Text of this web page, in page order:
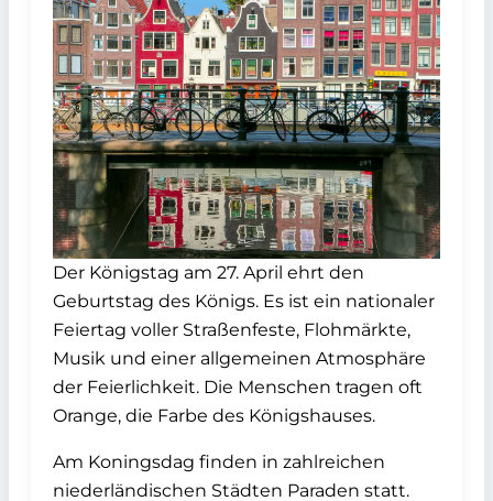
Der Königstag am 27. April ehrt den
Geburtstag des Königs. Es ist ein nationaler
Feiertag voller Straßenfeste, Flohmärkte,
Musik und einer allgemeinen Atmosphäre
der Feierlichkeit. Die Menschen tragen oft
Orange, die Farbe des Königshauses.
Am Koningsdag finden in zahlreichen
niederländischen Städten Paraden statt.